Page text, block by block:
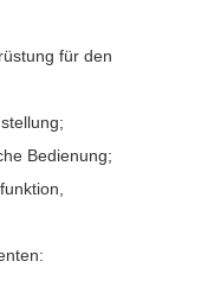
für den
Bedienung;